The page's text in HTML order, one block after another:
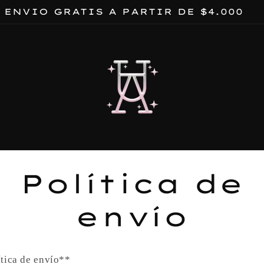
ENVIO GRATIS A PARTIR DE $4.000
Política de
envío
de envío**